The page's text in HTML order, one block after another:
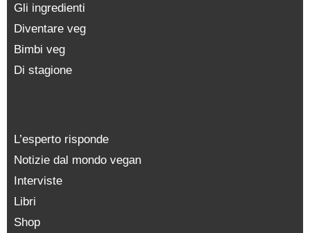
Gli ingredienti
Diventare veg
Bimbi veg
Di stagione
L’esperto risponde
Notizie dal mondo vegan
Interviste
Libri
Shop